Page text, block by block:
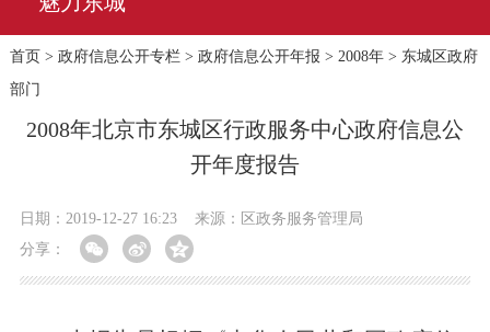
首页 > 政府信息公开专栏> 政府信息公开年报 > 2008年> 东城区政府
部门
2008年北京市东城区行政服务中心政府信息公
开年度报告
日期：2019-12-27 16:23
来源：区政务服务管理局
分享：